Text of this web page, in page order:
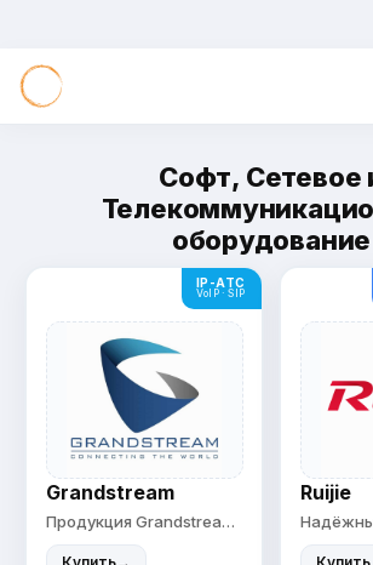
Софт, Сетевое
оборудование
IP-АТС
VoIP · SIP
Grandstream
Продукция Grandstream в наличии
Ruijie